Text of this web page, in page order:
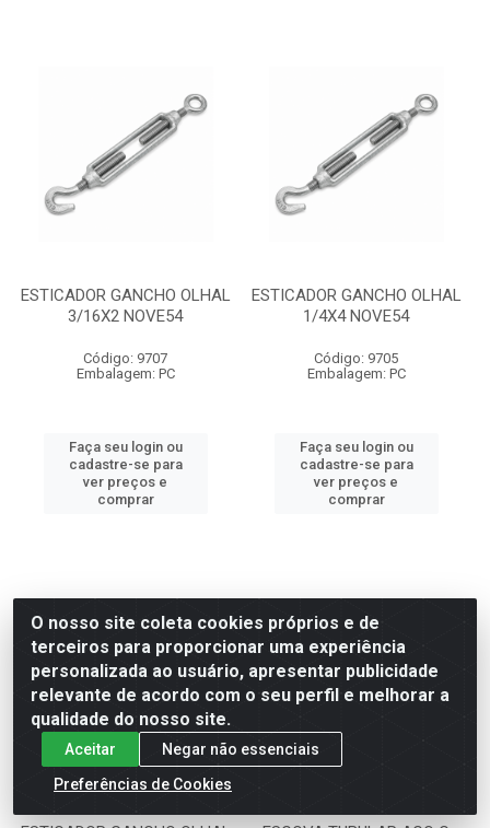
ESTICADOR GANCHO OLHAL
3/16X2 NOVE54
Código: 9707
Embalagem: PC
Faça seu login ou
cadastre-se para
ver preços e
comprar
ESTICADOR GANCHO OLHAL
1/4X4 NOVE54
Código: 9705
Embalagem: PC
Faça seu login ou
cadastre-se para
ver preços e
comprar
O nosso site coleta cookies próprios e de
terceiros para proporcionar uma experiência
personalizada ao usuário, apresentar publicidade
relevante de acordo com o seu perfil e melhorar a
qualidade do nosso site.
Aceitar
Negar não essenciais
Preferências de Cookies